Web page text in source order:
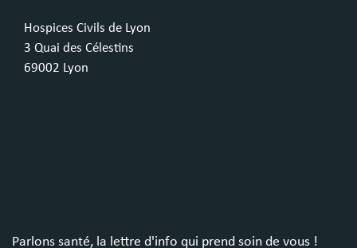
Hospices Civils de Lyon
3 Quai des Célestins
69002 Lyon
Parlons santé, la lettre d'info qui prend soin de vous !